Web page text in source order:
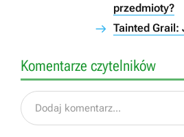
przedmioty?
Tainted Grail:
Komentarze czytelników
Dodaj komentarz...